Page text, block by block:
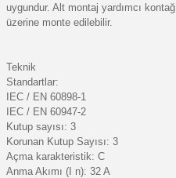
uygundur. Alt montaj yardımcı
üzerine monte edilebilir.
Teknik
Standartlar:
IEC / EN 60898-1
IEC / EN 60947-2
Kutup sayısı: 3
Korunan Kutup Sayısı: 3
Açma karakteristik: C
Anma Akımı (I n): 32 A